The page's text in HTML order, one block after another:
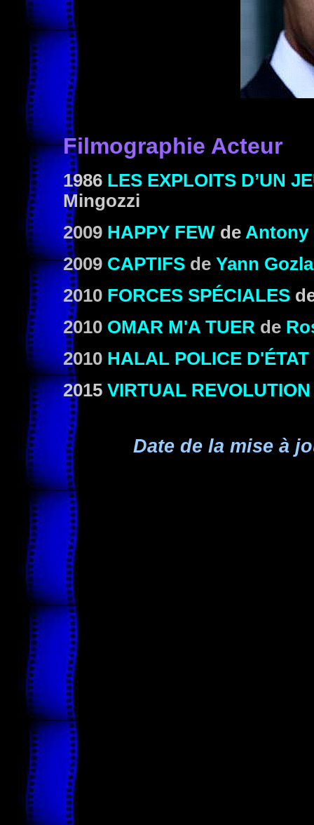
Filmographie Acteur
1986 LES EXPLOITS D’UN
Mingozzi
2009 HAPPY FEW de Antony
2009 CAPTIFS de Yann
2010 FORCES SPÉCIALES
2010 OMAR M'A TUER de
2010 HALAL POLICE D'ÉTAT
2015 VIRTUAL REVOLUTION
Date de la mise à